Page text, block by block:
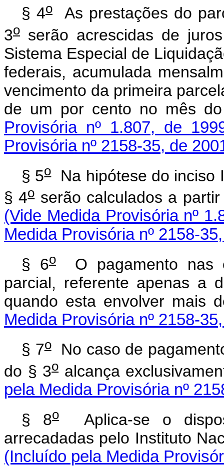
§ 4oAs prestações do
3o serão acrescidas de
Sistema Especial de
federais, acumulada
vencimento da primeira
de um por cento no mês
Provisória nº 1.807, de
Provisória nº 2158-35, de
§ 5oNa hipótese do inciso
§ 4oserão calculados a
(Vide Medida Provisória nº
Medida Provisória nº 2158-
§ 6oO pagamento nas
parcial, referente apenas a
quando esta envolver
Medida Provisória nº 2158-
§ 7oNo caso de
do § 3oalcança
pela Medida Provisória nº
§ 8o Aplica-se o
arrecadadas pelo Instituto
(Incluído pela Medida